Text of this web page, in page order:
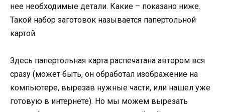
нее необходимые детали. Какие – показано ниже.
Такой набор заготовок называется папертольной
картой.
Здесь папертольная карта распечатана автором вся
сразу (может быть, он обработал изображение на
компьютере, вырезав нужные части, или нашел уже
готовую в интернете). Но мы можем вырезать